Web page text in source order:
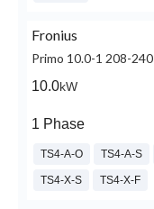
Fronius
Primo 10.0-1 208-240
10.0kW
1 Phase
TS4-A-O TS4-A-S
TS4-X-S TS4-X-F